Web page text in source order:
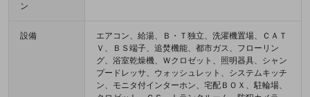
ン
設備
エアコン、給湯、Ｂ・Ｔ独立、洗濯機置場、ＣＡＴ
Ｖ、ＢＳ端子、追焚機能、都市ガス、フローリン
グ、浴室乾燥機、Ｗクロゼット、照明器具、シャン
プードレッサ、ウォッシュレット、システムキッチ
ン、モニタ付インターホン、宅配ＢＯＸ、駐輪場、